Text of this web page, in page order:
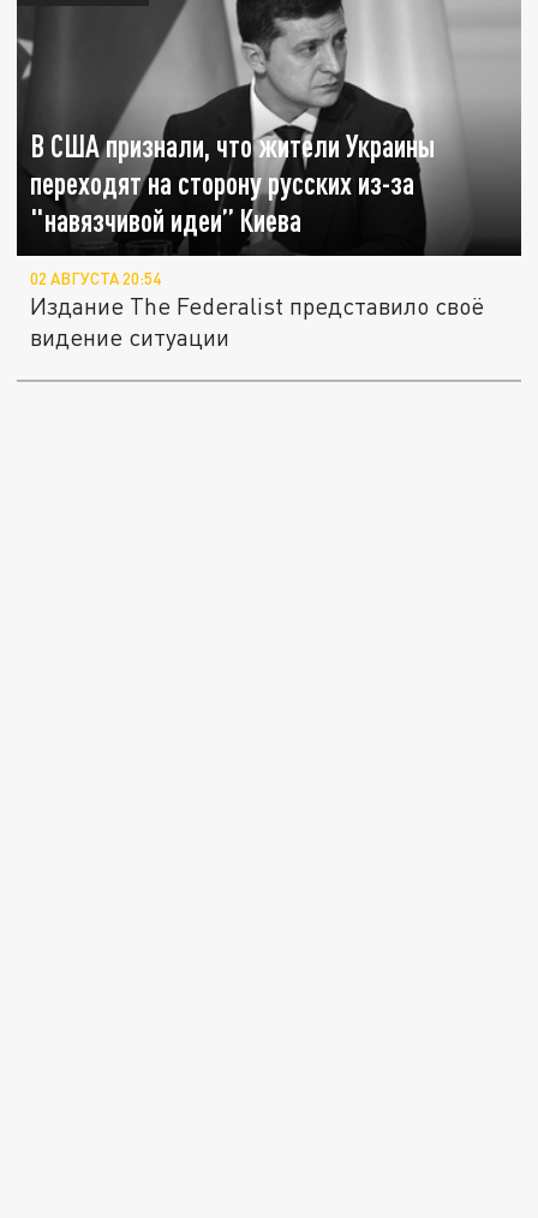
В США признали, что жители Украины
переходят на сторону русских из-за
"навязчивой идеи” Киева
02 АВГУСТА 20:54
Издание The Federalist представило своё
видение ситуации